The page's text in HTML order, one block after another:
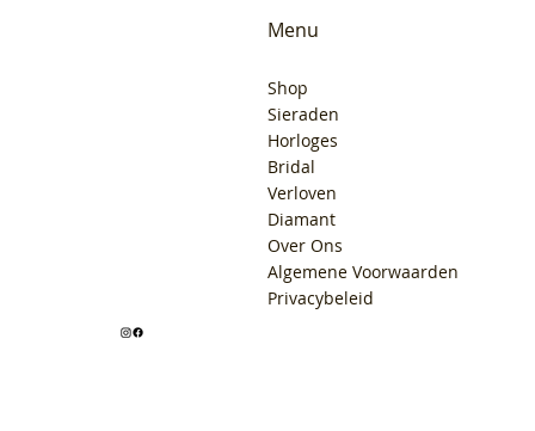
Menu
Shop
Sieraden
Horloges
Bridal
Verloven
Diamant
Over Ons
Algemene Voorwaarden
Privacybeleid